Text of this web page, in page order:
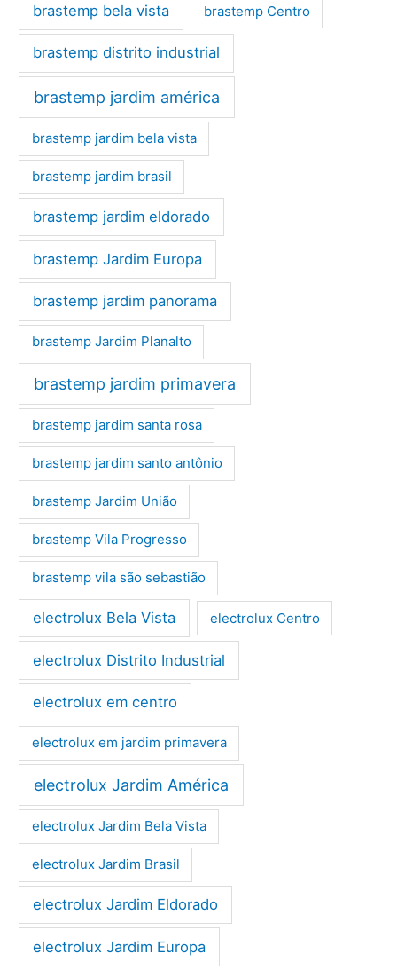
brastemp bela vista brastemp Centro
brastemp distrito industrial
brastemp jardim américa
brastemp jardim bela vista
brastemp jardim brasil
brastemp jardim eldorado
brastemp Jardim Europa
brastemp jardim panorama
brastemp Jardim Planalto
brastemp jardim primavera
brastemp jardim santa rosa
brastemp jardim santo antônio
brastemp Jardim União
brastemp Vila Progresso
brastemp vila são sebastião
electrolux Bela Vista electrolux Centro
electrolux Distrito Industrial
electrolux em centro
electrolux em jardim primavera
electrolux Jardim América
electrolux Jardim Bela Vista
electrolux Jardim Brasil
electrolux Jardim Eldorado
electrolux Jardim Europa